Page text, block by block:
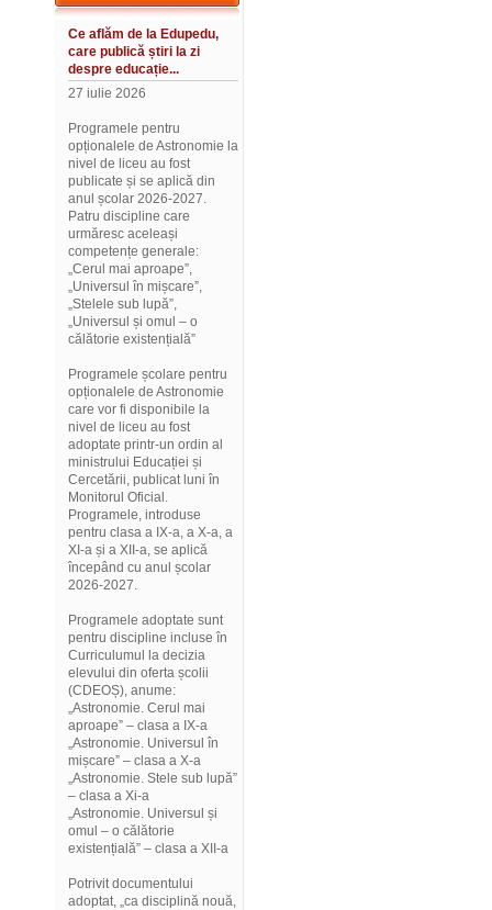
Ce aflăm de la Edupedu,
care publică știri la zi
despre educație...
27 iulie 2026
Programele pentru
opționalele de Astronomie la
nivel de liceu au fost
publicate și se aplică din
anul școlar 2026-2027.
Patru discipline care
urmăresc aceleași
competențe generale:
„Cerul mai aproape”,
„Universul în mișcare”,
„Stelele sub lupă”,
„Universul și omul – o
călătorie existențială”
Programele școlare pentru
opționalele de Astronomie
care vor fi disponibile la
nivel de liceu au fost
adoptate printr-un ordin al
ministrului Educației și
Cercetării, publicat luni în
Monitorul Oficial.
Programele, introduse
pentru clasa a IX-a, a X-a, a
XI-a și a XII-a, se aplică
începând cu anul școlar
2026-2027.
Programele adoptate sunt
pentru discipline incluse în
Curriculumul la decizia
elevului din oferta școlii
(CDEOȘ), anume:
„Astronomie. Cerul mai
aproape” – clasa a IX-a
„Astronomie. Universul în
mișcare” – clasa a X-a
„Astronomie. Stele sub lupă”
– clasa a Xi-a
„Astronomie. Universul și
omul – o călătorie
existențială” – clasa a XII-a
Potrivit documentului
adoptat, „ca disciplină nouă,